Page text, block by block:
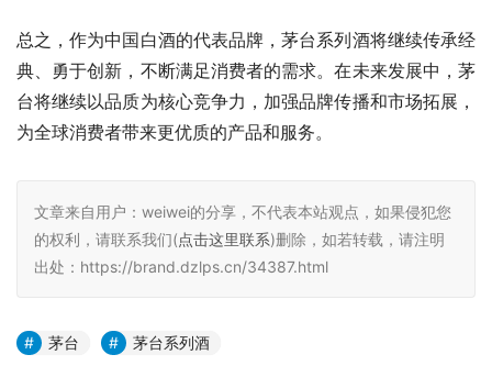
总之，作为中国白酒的代表品牌，茅台系列酒将继续传承经
典、勇于创新，不断满足消费者的需求。在未来发展中，茅
台将继续以品质为核心竞争力，加强品牌传播和市场拓展，
为全球消费者带来更优质的产品和服务。
文章来自用户：weiwei的分享，不代表本站观点，如果侵犯您
的权利，请联系我们(点击这里联系)删除，如若转载，请注明
出处：https://brand.dzlps.cn/34387.html
茅台 茅台系列酒